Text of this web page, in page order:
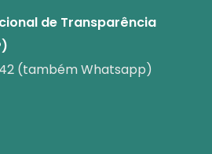
de Transparência
(também Whatsapp)